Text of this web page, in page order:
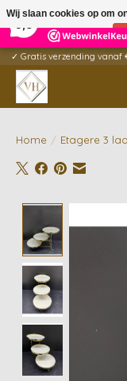
5
✓ Gratis verzending vanaf
Home / Etagere 3
Wij slaan cookies op om